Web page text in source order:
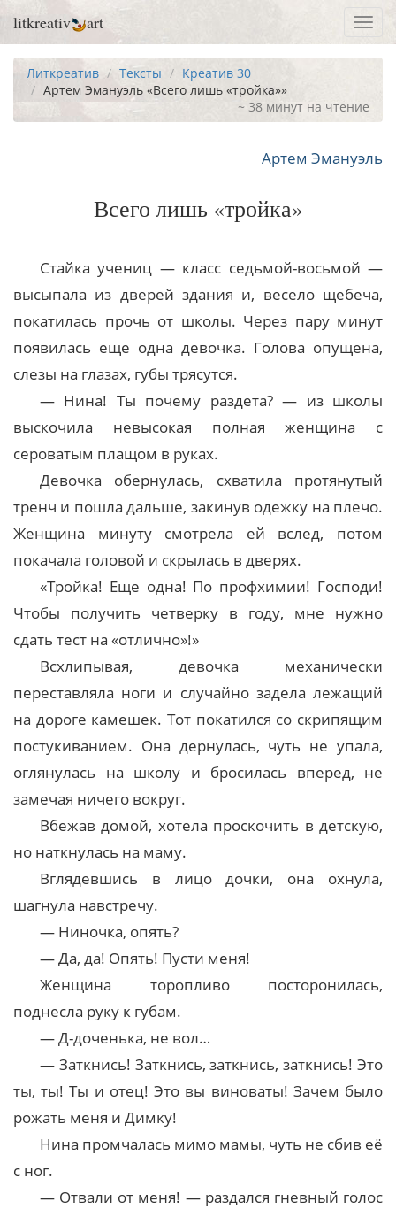
litkreativ art
Литкреатив Тексты
Креатив 30
Артем Эмануэль «Всего лишь «тройка»»
~ 38 минут на чтение
Артем Эмануэль
Всего лишь «тройка»
Стайка учениц — класс седьмой-восьмой —
высыпала из дверей здания и, весело щебеча,
покатилась прочь от школы. Через пару минут
появилась еще одна девочка. Голова опущена,
слезы на глазах, губы трясутся.
— Нина! Ты почему раздета? — из школы
выскочила невысокая полная женщина с
сероватым плащом в руках.
Девочка обернулась, схватила протянутый
тренч и пошла дальше, закинув одежку на плечо.
Женщина минуту смотрела ей вслед, потом
покачала головой и скрылась в дверях.
«Тройка! Еще одна! По профхимии! Господи!
Чтобы получить четверку в году, мне нужно
сдать тест на «отлично»!»
Всхлипывая, девочка механически
переставляла ноги и случайно задела лежащий
на дороге камешек. Тот покатился со скрипящим
постукиванием. Она дернулась, чуть не упала,
оглянулась на школу и бросилась вперед, не
замечая ничего вокруг.
Вбежав домой, хотела проскочить в детскую,
но наткнулась на маму.
Вглядевшись в лицо дочки, она охнула,
шагнула навстречу.
— Ниночка, опять?
— Да, да! Опять! Пусти меня!
Женщина торопливо посторонилась,
поднесла руку к губам.
— Д-доченька, не вол…
— Заткнись! Заткнись, заткнись, заткнись! Это
ты, ты! Ты и отец! Это вы виноваты! Зачем было
рожать меня и Димку!
Нина промчалась мимо мамы, чуть не сбив её
с ног.
— Отвали от меня! — раздался гневный голос